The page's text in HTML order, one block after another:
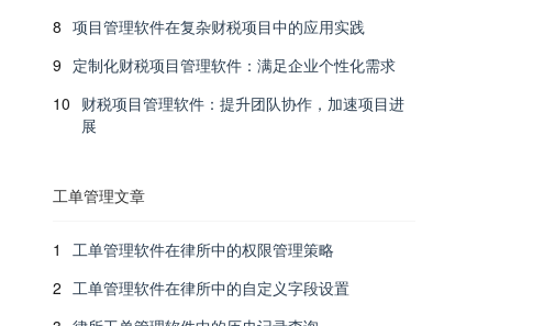
8 项目管理软件在复杂财税项目中的应用实践
9 定制化财税项目管理软件：满足企业个性化需求
10 财税项目管理软件：提升团队协作，加速项目进
展
工单管理文章
1
工单管理软件在律所中的权限管理策略
2 工单管理软件在律所中的自定义字段设置